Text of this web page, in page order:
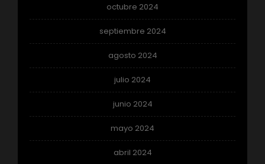
octubre 2024
septiembre 2024
agosto 2024
julio 2024
junio 2024
mayo 2024
abril 2024